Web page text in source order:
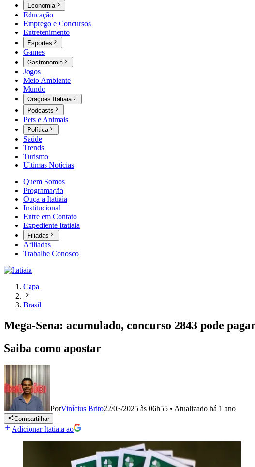
Economia
Educação
Emprego e Concursos
Entretenimento
Esportes
Games
Gastronomia
Jogos
Meio Ambiente
Mundo
Orações Itatiaia
Podcasts
Pets e Animais
Política
Saúde
Trends
Turismo
Últimas Notícias
Quem Somos
Programação
Ouça a Itatiaia
Institucional
Entre em Contato
Expediente Itatiaia
Filiadas
Afiliadas
Trabalhe Conosco
Capa
Brasil
Mega-Sena: acumulado, concurso 2843 pode
Saiba como apostar
PorVinícius Brito22/03/2025 às 06h55 • Atualizado há 1 ano
Compartilhar
Adicionar Itatiaia ao